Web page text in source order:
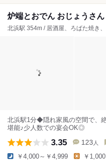
炉端とおでん おじょうさ
北浜駅 354m / 居酒屋、ろばた焼き
北浜駅1分◆隠れ家風の空間で、
堪能♪少人数での宴会OK◎
3.35 123 人
￥4,000～￥4,999 ￥